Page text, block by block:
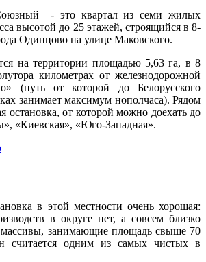
- это квартал из семи жилых
высотой до 25 этажей, строящийся в 8-
Одинцово на улице Маковского.
на территории площадью 5,63 га, в 8
километрах от железнодорожной
(путь от которой до Белорусского
занимает максимум нополчаса). Рядом
остановка, от которой можно доехать до
«Киевская», «Юго-Западная».
в этой местности очень хорошая:
в округе нет, а совсем близко
массивы, занимающие площадь свыше 70
считается одним из самых чистых в